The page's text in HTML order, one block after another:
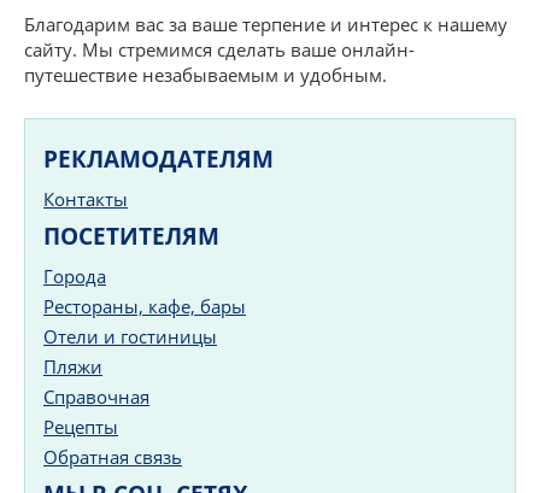
Благодарим вас за ваше терпение и интерес к нашему
сайту. Мы стремимся сделать ваше онлайн-
путешествие незабываемым и удобным.
РЕКЛАМОДАТЕЛЯМ
Контакты
ПОСЕТИТЕЛЯМ
Города
Рестораны, кафе, бары
Отели и гостиницы
Пляжи
Справочная
Рецепты
Обратная связь